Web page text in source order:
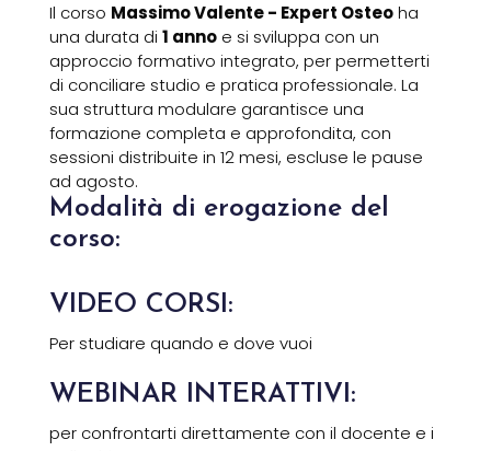
Il corso Massimo Valente - Expert Osteoha
una durata di 1 annoe si sviluppa con un
approccio formativo integrato, per permetterti
di conciliare studio e pratica professionale. La
sua struttura modulare garantisce una
formazione completa e approfondita, con
sessioni distribuite in 12 mesi, escluse le pause
ad agosto.
Modalità di erogazione del
corso:
VIDEO CORSI:
Per studiare quando e dove vuoi
WEBINAR INTERATTIVI:
per confrontarti direttamente con il docente e i